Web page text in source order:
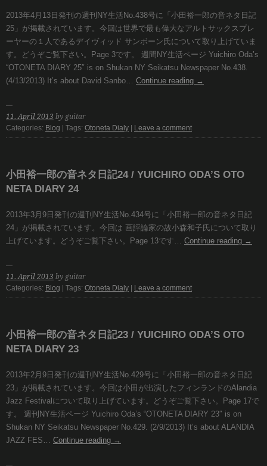
2013年4月13日発刊の週刊NY生活No.438号に「小田裕一郎の音ネタ日記
25」が掲載されています。今回は世界で最も偉大なアルトサックスプレ
ーヤーの１人であるデイヴィッド サンボーン氏について取り上げていま
す。どうぞご覧下さい。Page 3です。 週間NY生活ページ Yuichiro Oda’s
“OTONETA DIARY 25″ is on Shukan NY Seikatsu Newspaper No.438.
(4/13/2013) It’s about David Sanbo… Continue reading →
11. April 2013 by guitar
Categories: Blog | Tags: Otoneta Dialy Leave a comment
小田裕一郎の音ネタ日記24 / YUICHIRO ODA’S OTO
NETA DIARY 24
2013年3月9日発刊の週刊NY生活No.434号に「小田裕一郎の音ネタ日記
24」が掲載されています。今回は 画評論家の故小森和子氏について取り
上げています。どうぞご覧下さい。Page 13です… Continue reading →
11. April 2013 by guitar
Categories: Blog | Tags: Otoneta Dialy Leave a comment
小田裕一郎の音ネタ日記23 / YUICHIRO ODA’S OTO
NETA DIARY 23
2013年2月9日発刊の週刊NY生活No.429号に「小田裕一郎の音ネタ日記
23」が掲載されています。今回は小田が出演したフィンランドのAlandia
Jazz Festivalについて取り上げています。どうぞご覧下さい。Page 17で
す。 週刊NY生活ページ Yuichiro Oda’s “OTONETA DIARY 23″ is on
Shukan NY Seikatsu Newspaper No.429. (2/9/2013) It’s about ALANDIA
JAZZ FES… Continue reading →